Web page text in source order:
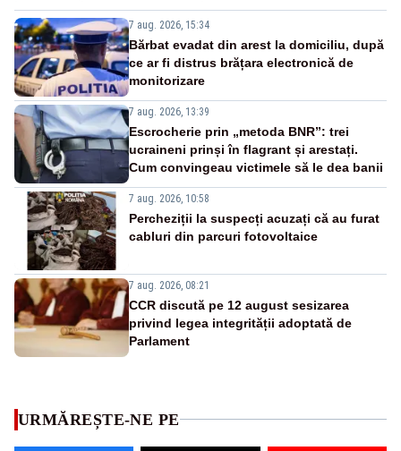
7 aug. 2026, 15:34
Bărbat evadat din arest la domiciliu, după
ce ar fi distrus brățara electronică de
monitorizare
7 aug. 2026, 13:39
Escrocherie prin „metoda BNR”: trei
ucraineni prinși în flagrant și arestați.
Cum convingeau victimele să le dea banii
7 aug. 2026, 10:58
Percheziții la suspecți acuzați că au furat
cabluri din parcuri fotovoltaice
7 aug. 2026, 08:21
CCR discută pe 12 august sesizarea
privind legea integrității adoptată de
Parlament
URMĂREȘTE-NE PE